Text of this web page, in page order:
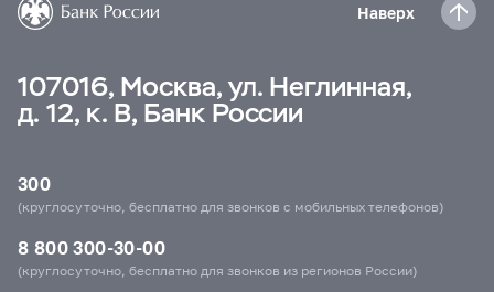
Наверх
107016, Москва, ул. Неглинная,
д. 12, к. В, Банк России
300
(круглосуточно, бесплатно для звонков с мобильных телефонов)
8 800 300-30-00
(круглосуточно, бесплатно для звонков из регионов России)